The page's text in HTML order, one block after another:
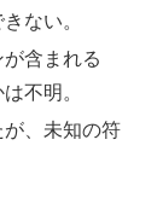
ない。
含まれる
不明。
、未知の符